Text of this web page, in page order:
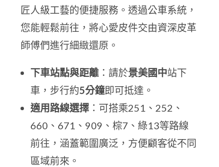
匠人級工藝的便捷服務。透過公車系統，
您能輕鬆前往，將心愛皮件交由資深皮革
師傅們進行細緻還原。
下車站點與距離 ：請於景美國中站下
車，步行約5分鐘即可抵達。
適用路線選擇 ：可搭乘251、252、
660、671、909、棕7、綠13等路線
前往，涵蓋範圍廣泛，方便顧客從不同
區域前來。